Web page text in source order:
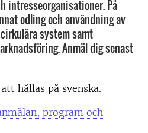
intresseorganisationer. På
odling och användning av
system samt
Anmäl dig senast
hållas på svenska.
program och